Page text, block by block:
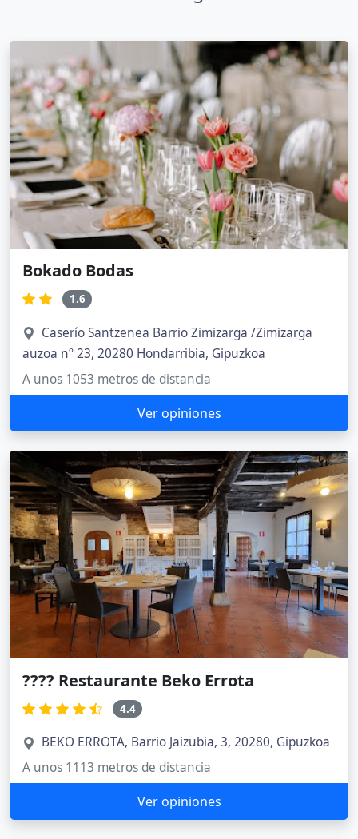
Bokado Bodas
1.6
Caserío Santzenea Barrio Zimizarga /Zimizarga
auzoa nº 23, 20280 Hondarribia, Gipuzkoa
A unos 1053 metros de distancia
Ver opiniones
???? Restaurante Beko Errota
4.4
BEKO ERROTA, Barrio Jaizubia, 3, 20280, Gipuzkoa
A unos 1113 metros de distancia
Ver opiniones